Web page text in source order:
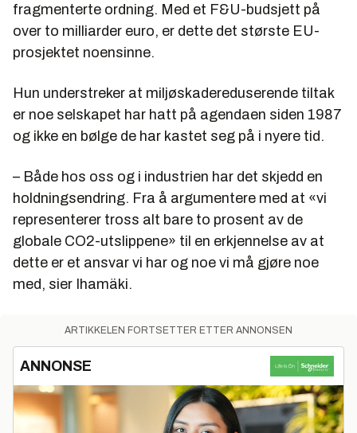
fragmenterte ordning. Med et F&U-budsjett på
over to milliarder euro, er dette det største EU-
prosjektet noensinne.
Hun understreker at miljøskadereduserende tiltak
er noe selskapet har hatt på agendaen siden 1987
og ikke en bølge de har kastet seg på i nyere tid.
– Både hos oss og i industrien har det skjedd en
holdningsendring. Fra å argumentere med at «vi
representerer tross alt bare to prosent av de
globale CO2-utslippene» til en erkjennelse av at
dette er et ansvar vi har og noe vi må gjøre noe
med, sier Ihamäki.
ARTIKKELEN FORTSETTER ETTER ANNONSEN
ANNONSE